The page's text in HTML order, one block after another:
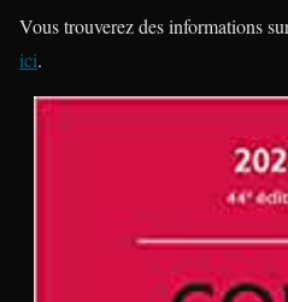
Vous trouverez des informations
ici.